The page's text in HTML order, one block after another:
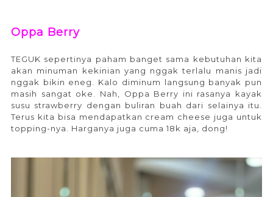
Oppa Berry
TEGUK sepertinya paham banget sama kebutuhan kita
akan minuman kekinian yang nggak terlalu manis jadi
nggak bikin eneg. Kalo diminum langsung banyak pun
masih sangat oke. Nah, Oppa Berry ini rasanya kayak
susu strawberry dengan buliran buah dari selainya itu.
Terus kita bisa mendapatkan cream cheese juga untuk
topping-nya. Harganya juga cuma 18k aja, dong!